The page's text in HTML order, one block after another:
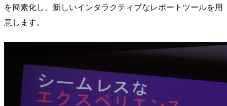
を簡素化し、新しいインタラクティブなレポートツールを用
意します。